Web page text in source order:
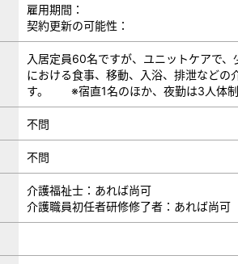
雇用期間：
契約更新の可能性：
入居定員60名ですが、ユニットケアで
における食事、移動、入浴、排泄など
す。 ※宿直1名のほか、夜勤は3
不問
不問
介護福祉士：あれば尚可
介護職員初任者研修修了者：あれば尚可